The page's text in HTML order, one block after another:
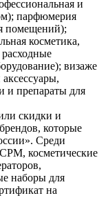
и
парфюмерия
помещений);
косметика,
визаже
и препараты для
скидки и
которые
Среди
косметические
наборы для
на